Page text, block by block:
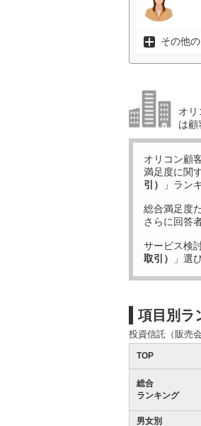
その他
オリ
は顧
オリコン顧
満足度に関
引）
」ラン
総合満足度
さらに回答
サービス検
取引）
」選
項目別ラ
投資信託（販売
TOP
総合
ランキング
男女別